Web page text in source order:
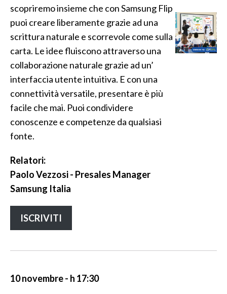
scopriremo insieme che con Samsung Flip
puoi creare liberamente grazie ad una
scrittura naturale e scorrevole come sulla
carta. Le idee fluiscono attraverso una
collaborazione naturale grazie ad un’
interfaccia utente intuitiva. E con una
connettività versatile, presentare è più
facile che mai. Puoi condividere
conoscenze e competenze da qualsiasi
fonte.
Relatori:
Paolo Vezzosi - Presales Manager
Samsung Italia
ISCRIVITI
10 novembre - h 17:30